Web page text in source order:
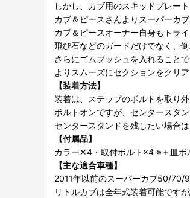
しかし、カブ用のスキッドプレー
カブ＆ピースさんよりスーパーカ
カブ＆ピースオーナー自身もトラ
飛び石などのガードだけでなく、
さらにゴムブッシュを入れること
よりスムーズにセクションをクリ
【装着方法】
装着は、ステップのボルトを取り
ボルトオンですが、センタースタ
センタースタンドを残したい場合は
【付属品】
カラー✕4・取付ボルト×4 ※＋皿ボ
【主な適合車種】
2011年以前のスーパーカブ50/70/
リトルカブは全年式装着可能です